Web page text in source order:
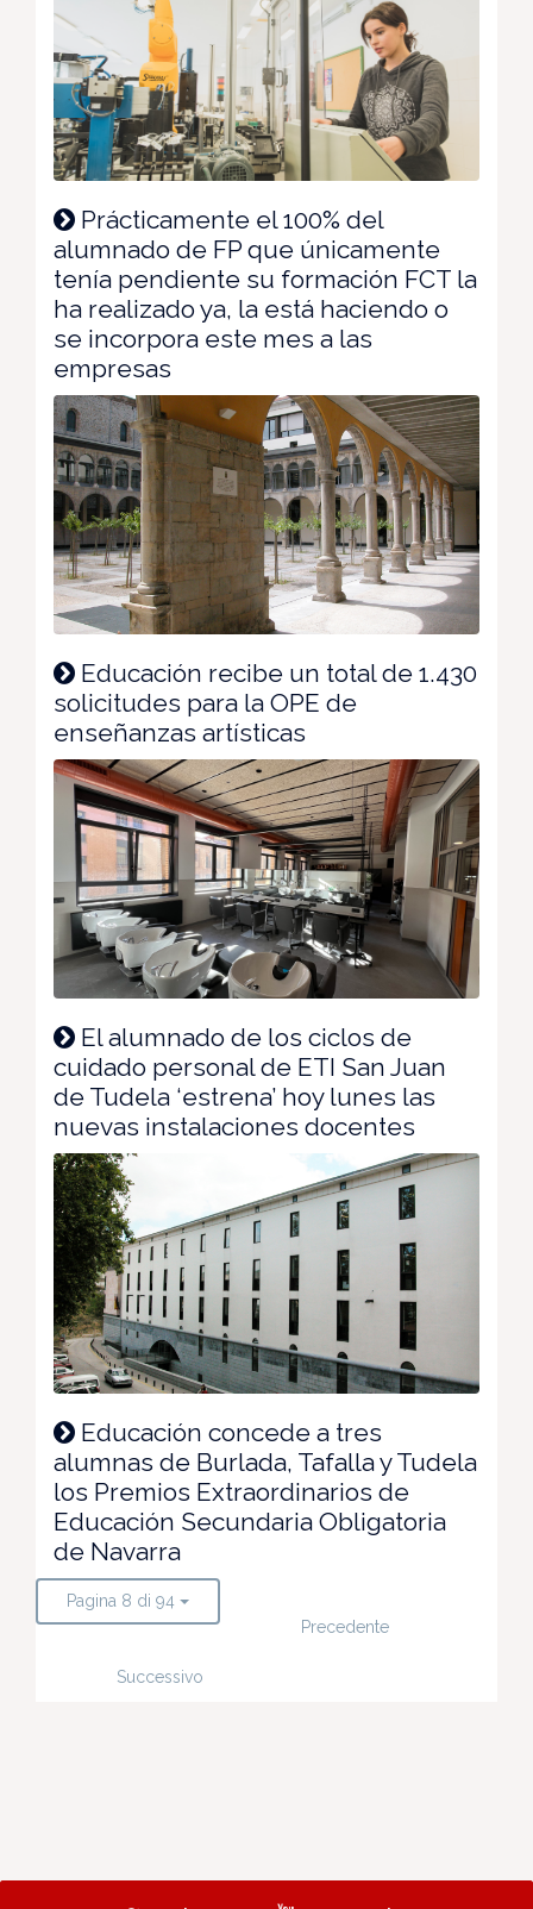
Prácticamente el 100% del
alumnado de FP que únicamente
tenía pendiente su formación FCT la
ha realizado ya, la está haciendo o
se incorpora este mes a las
empresas
Educación recibe un total de 1.430
solicitudes para la OPE de
enseñanzas artísticas
El alumnado de los ciclos de
cuidado personal de ETI San Juan
de Tudela ‘estrena’ hoy lunes las
nuevas instalaciones docentes
Educación concede a tres
alumnas de Burlada, Tafalla y Tudela
los Premios Extraordinarios de
Educación Secundaria Obligatoria
de Navarra
Pagina 8 di 94
Precedente
Successivo